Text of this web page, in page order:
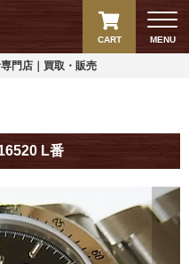
MENU
CART
門店｜買取・販売
L番